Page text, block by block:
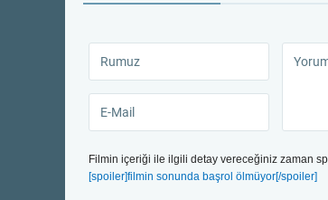
Filmin içeriği ile ilgili detay vereceğiniz zaman
[spoiler]filmin sonunda başrol ölmüyor[/spoiler]